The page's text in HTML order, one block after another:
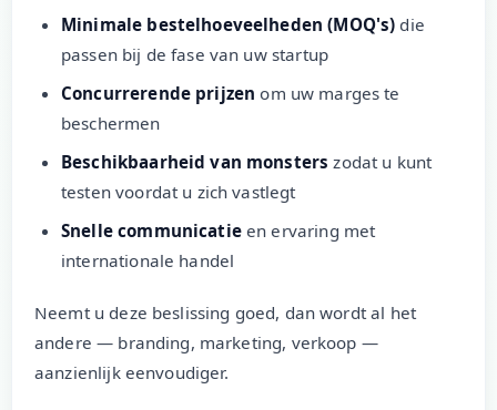
Minimale bestelhoeveelheden (MOQ's) die
passen bij de fase van uw startup
Concurrerende prijzen om uw marges te
beschermen
Beschikbaarheid van monsters zodat u kunt
testen voordat u zich vastlegt
Snelle communicatieen ervaring met
internationale handel
Neemt u deze beslissing goed, dan wordt al het
andere — branding, marketing, verkoop —
aanzienlijk eenvoudiger.